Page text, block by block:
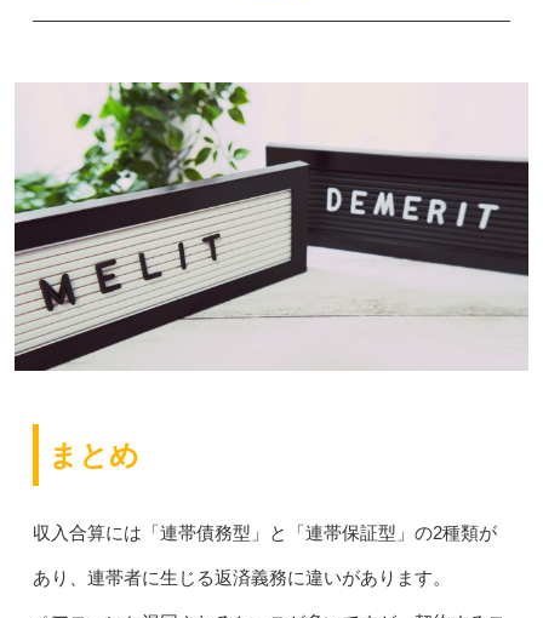
まとめ
収入合算には「連帯債務型」と「連帯保証型」の2種類が
あり、連帯者に生じる返済義務に違いがあります。